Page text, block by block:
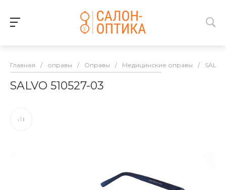
Главная / оправы / Оправы / Медицинские оправы / SALVO
SALVO 510527-03